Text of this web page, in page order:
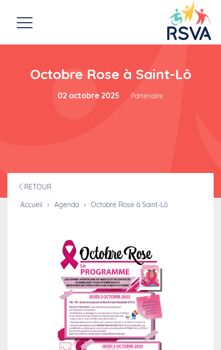
Octobre Rose à Saint-Lô
02 octobre 2025 Partenaire
RETOUR
Accueil
› Agenda › Octobre Rose à Saint-Lô